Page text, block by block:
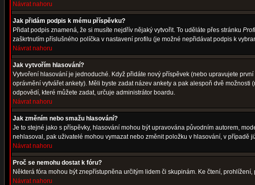
Návrat nahoru
Jak přidám podpis k mému příspěvku?
Přidat podpis znamená, že si musíte nejdřív nějaký vytvořit. To uděláte přes stránku
zaškrtnutím příslušného políčka v nastavení profilu (je možné nepřidávat podpis k
Návrat nahoru
Jak vytvořím hlasování?
Vytvoření hlasování je jednoduché. Když přidáte nový příspěvek (nebo upravujete
oprávnění vytvářet ankety). Měli byste zadat název ankety a pak alespoň dvě možnosti
odpovědí, které můžete zadat, určuje administrátor boardu.
Návrat nahoru
Jak změním nebo smažu hlasování?
Je to stejné jako s příspěvky, hlasování mohou být upravována původním autorem,
nehlasoval, pak uživatelé mohou vymazat nebo změnit položku v hlasování, v
Návrat nahoru
Proč se nemohu dostat k fóru?
Některá fóra mohou být znepřístupněna určitým lidem či skupinám. Ke čtení,
Návrat nahoru